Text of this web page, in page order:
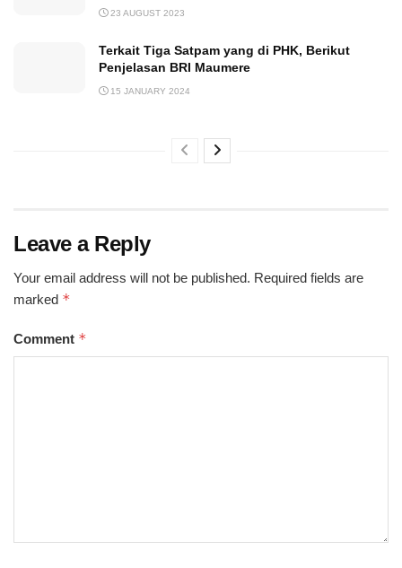
23 AUGUST 2023
Terkait Tiga Satpam yang di PHK, Berikut
Penjelasan BRI Maumere
15 JANUARY 2024
Leave a Reply
Your email address will not be published. Required fields are
marked *
Comment *